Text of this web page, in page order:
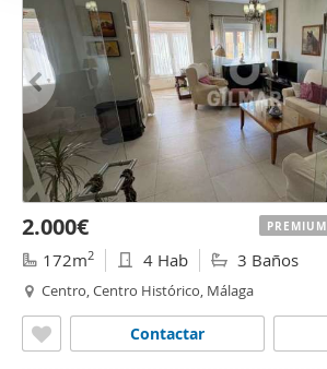
2.000€
172m2 4 Hab 3 Baños
Centro, Centro Histórico, Málaga
Contactar
PREMIUM